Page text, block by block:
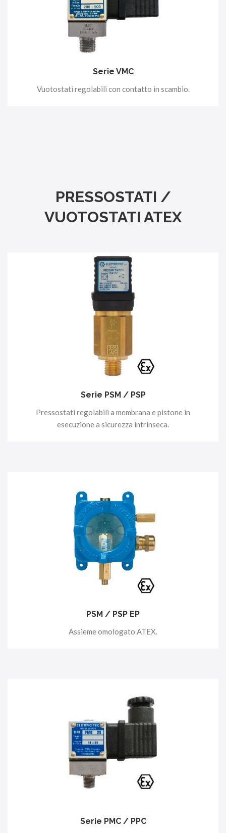
Serie VMC
Vuotostati regolabili con contatto in scambio.
PRESSOSTATI /
VUOTOSTATI ATEX
Serie PSM / PSP
Pressostati regolabili a membrana e pistone in
esecuzione a sicurezza intrinseca.
PSM / PSP EP
Assieme omologato ATEX.
Serie PMC / PPC